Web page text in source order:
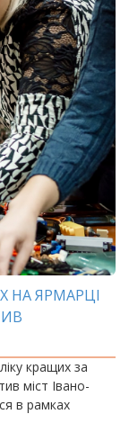
НА ЯРМАРЦІ
кращих за
міст Івано-
в рамках